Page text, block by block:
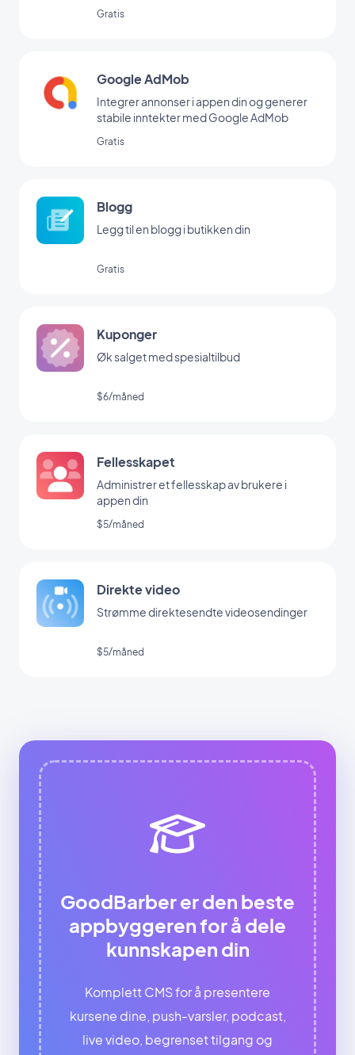
Gratis
Google AdMob
Integrer annonser i appen din og generer
stabile inntekter med Google AdMob
Gratis
Blogg
Legg til en blogg i butikken din
Gratis
Kuponger
Øk salget med spesialtilbud
$6/måned
Fellesskapet
Administrer et fellesskap av brukere i
appen din
$5/måned
Direkte video
Strømme direktesendte videosendinger
$5/måned
GoodBarber er den beste
appbyggeren for å dele
kunnskapen din
Komplett CMS for å presentere
kursene dine, push-varsler, podcast,
live video, begrenset tilgang og